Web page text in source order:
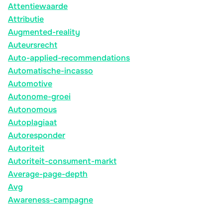
Attentiewaarde
Attributie
Augmented-reality
Auteursrecht
Auto-applied-recommendations
Automatische-incasso
Automotive
Autonome-groei
Autonomous
Autoplagiaat
Autoresponder
Autoriteit
Autoriteit-consument-markt
Average-page-depth
Avg
Awareness-campagne